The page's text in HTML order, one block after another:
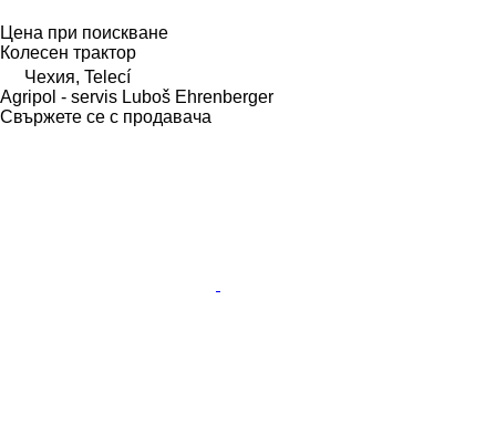
Цена при поискване
Колесен трактор
Чехия, Telecí
Agripol - servis Luboš Ehrenberger
Свържете се с продавача